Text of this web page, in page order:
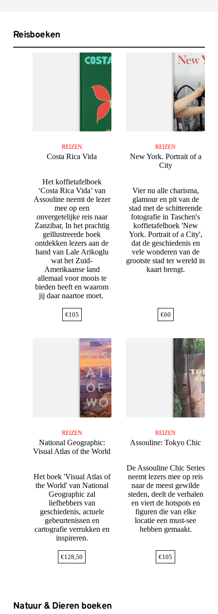
Reisboeken
REIZEN
Costa Rica Vida
Het koffietafelboek
‘Costa Rica Vida’ van
Assouline neemt de lezer
mee op een
onvergetelijke reis naar
Zanzibar, In het prachtig
geïllustreerde boek
ontdekken lezers aan de
hand van Lale Arikoglu
wat het Zuid-
Amerikaanse land
allemaal voor moois te
bieden heeft en waarom
jij daar naartoe moet.
€105
REIZEN
New York. Portrait of a
City
Vier nu alle charisma,
glamour en pit van de
stad met de schitterende
fotografie in Taschen's
koffietafelboek 'New
York. Portrait of a City',
dat de geschiedenis en
vele wonderen van de
grootste stad ter wereld in
kaart brengt.
€60
REIZEN
National Geographic:
Visual Atlas of the World
Het boek 'Visual Atlas of
the World' van National
Geographic zal
liefhebbers van
geschiedenis, actuele
gebeurtenissen en
cartografie verrukken en
inspireren.
€128,50
REIZEN
Assouline: Tokyo Chic
De Assouline Chic Series
neemt lezers mee op reis
naar de meest gewilde
steden, deelt de verhalen
en viert de hotspots en
figuren die van elke
locatie een must-see
hebben gemaakt.
€105
Natuur & Dieren boeken